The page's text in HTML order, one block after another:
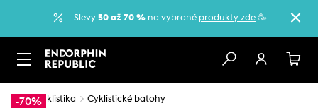
Slevy 50 až 70 % na vybrané produkty zde.🥳
-70%
… Cyklistika Cyklistické batohy